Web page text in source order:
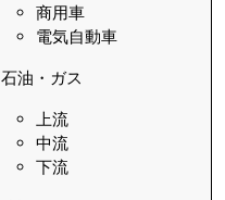
商用車
電気自動車
石油・ガス
上流
中流
下流